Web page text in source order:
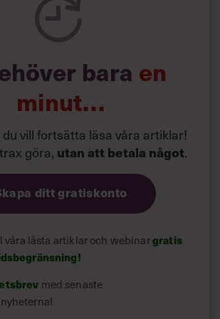
bara en
minut…
vill fortsätta läsa våra artiklar!
göra, utan att betala något.
ditt gratiskonto
våra låsta artiklar och webinargratis
med senaste